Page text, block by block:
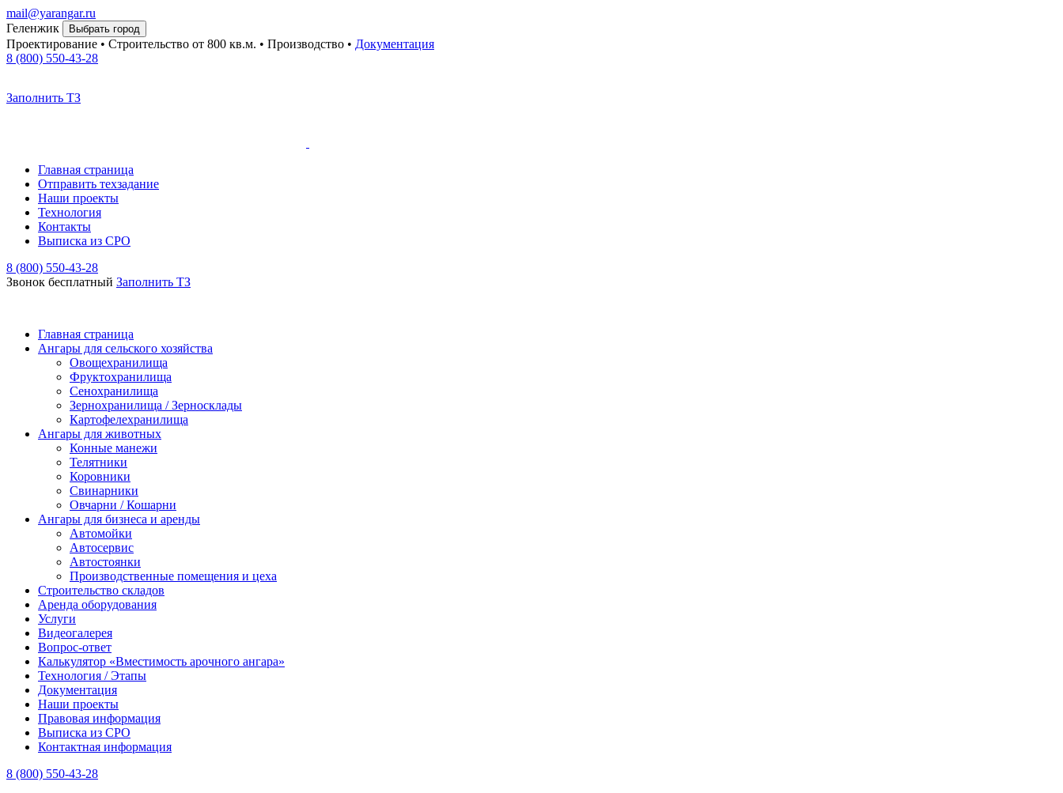
mail@yarangar.ru
Геленжик
Выбрать город
Проектирование • Строительство от 800 кв.м. • Производство • Документация
8 (800) 550-43-28
Заполнить ТЗ
Главная страница
Отправить техзадание
Наши проекты
Технология
Контакты
Выписка из СРО
8 (800) 550-43-28
Звонок бесплатный Заполнить TЗ
Главная страница
Ангары для сельского хозяйства
Овощехранилища
Фруктохранилища
Сенохранилища
Зернохранилища / Зерносклады
Картофелехранилища
Ангары для животных
Конные манежи
Телятники
Коровники
Свинарники
Овчарни / Кошарни
Ангары для бизнеса и аренды
Автомойки
Автосервис
Автостоянки
Производственные помещения и цеха
Строительство складов
Аренда оборудования
Услуги
Видеогалерея
Вопрос-ответ
Калькулятор «Вместимость арочного ангара»
Технология / Этапы
Документация
Наши проекты
Правовая информация
Выписка из СРО
Контактная информация
8 (800) 550-43-28